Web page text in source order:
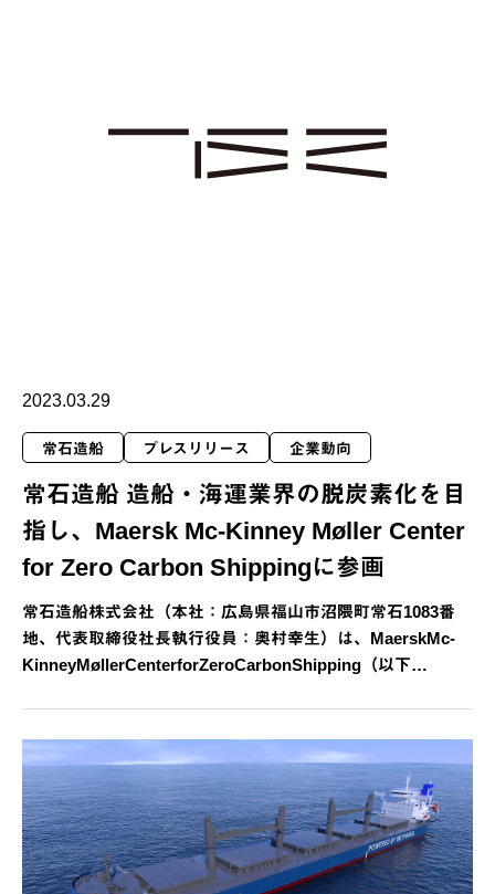
2023.03.29
常石造船 プレスリリース 企業動向
常石造船 造船・海運業界の脱炭素化を目
指し、Maersk Mc-Kinney Møller Center
for Zero Carbon Shippingに参画
常石造船株式会社（本社：広島県福山市沼隈町常石1083番
地、代表取締役社長執行役員：奥村幸生）は、MaerskMc-
KinneyMøllerCenterforZeroCarbonShipping（以下…